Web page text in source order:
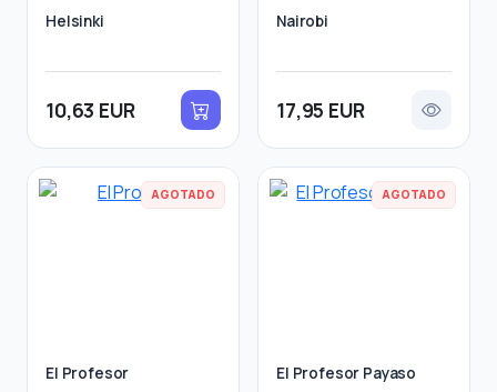
Helsinki
10,63 EUR
Nairobi
17,95 EUR
AGOTADO
El Profesor
AGOTADO
El Profesor Payaso